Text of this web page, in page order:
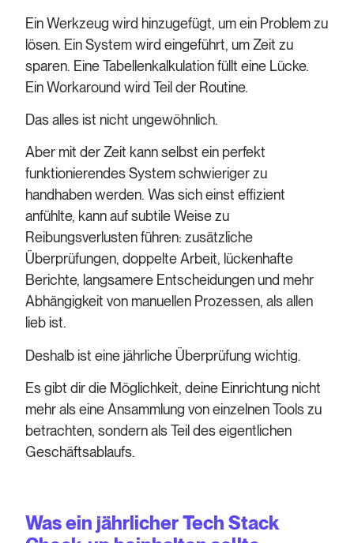
Ein Werkzeug wird hinzugefügt, um ein Problem zu
lösen. Ein System wird eingeführt, um Zeit zu
sparen. Eine Tabellenkalkulation füllt eine Lücke.
Ein Workaround wird Teil der Routine.
Das alles ist nicht ungewöhnlich.
Aber mit der Zeit kann selbst ein perfekt
funktionierendes System schwieriger zu
handhaben werden. Was sich einst effizient
anfühlte, kann auf subtile Weise zu
Reibungsverlusten führen: zusätzliche
Überprüfungen, doppelte Arbeit, lückenhafte
Berichte, langsamere Entscheidungen und mehr
Abhängigkeit von manuellen Prozessen, als allen
lieb ist.
Deshalb ist eine jährliche Überprüfung wichtig.
Es gibt dir die Möglichkeit, deine Einrichtung nicht
mehr als eine Ansammlung von einzelnen Tools zu
betrachten, sondern als Teil des eigentlichen
Geschäftsablaufs.
Was ein jährlicher Tech Stack